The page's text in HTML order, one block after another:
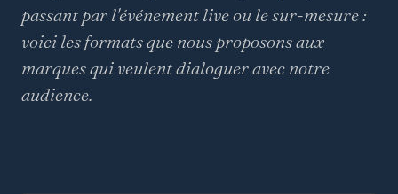
passant par l'événement live ou le sur-mesure :
voici les formats que nous proposons aux
marques qui veulent dialoguer avec notre
audience.